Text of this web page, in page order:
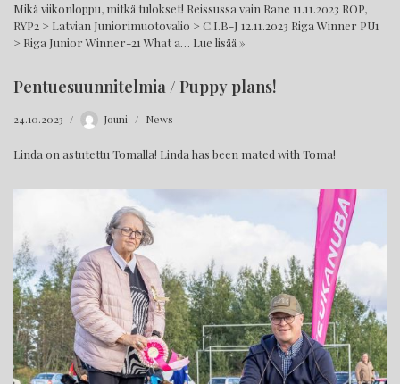
Mikä viikonloppu, mitkä tulokset! Reissussa vain Rane 11.11.2023 ROP,
RYP2 > Latvian Juniorimuotovalio > C.I.B-J 12.11.2023 Riga Winner PU1
> Riga Junior Winner-21 What a… Lue lisää »
Pentuesuunnitelmia / Puppy plans!
24.10.2023 Jouni News
Linda on astutettu Tomalla! Linda has been mated with Toma!